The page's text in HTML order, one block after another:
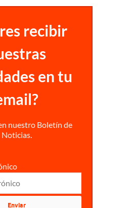
recibir
en tu
nuestro Boletín de
Noticias.